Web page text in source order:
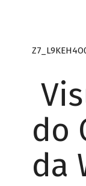
do
da